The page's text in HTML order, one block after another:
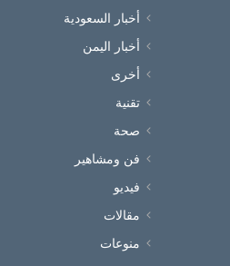
أخبار السعودية
أخبار اليمن
أخرى
تقنية
صحة
فن ومشاهير
فيديو
مقالات
منوعات